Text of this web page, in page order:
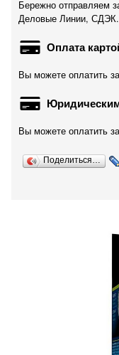
Бережно отправляем
Деловые Линии,
Оплата
Вы можете оплатить
Вы можете оплатить
Поделиться…